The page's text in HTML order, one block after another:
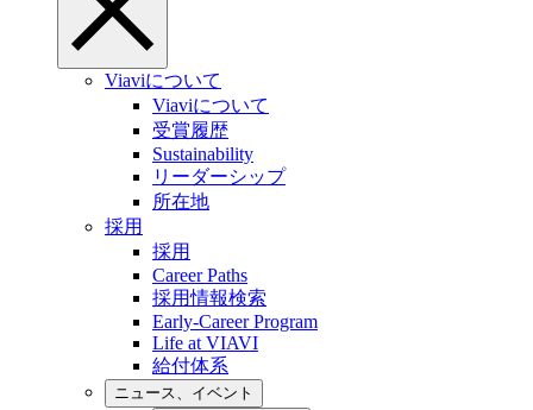
Viaviについて
Viaviについて
受賞履歴
Sustainability
リーダーシップ
所在地
採用
採用
Career Paths
採用情報検索
Early-Career Program
Life at VIAVI
給付体系
ニュース、イベント